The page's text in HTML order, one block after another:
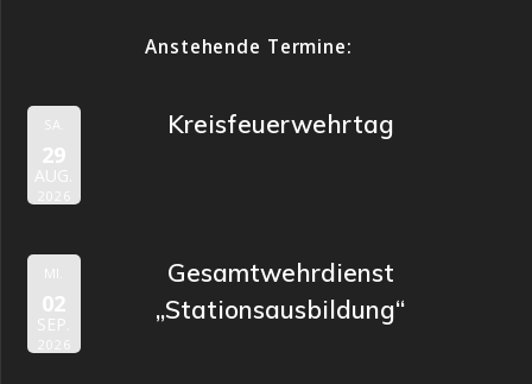
Anstehende Termine:
SA.
29
AUG.
2026
Kreisfeuerwehrtag
MI.
02
SEP.
2026
Gesamtwehrdienst
„Stationsausbildung“